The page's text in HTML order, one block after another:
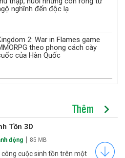
nghĩnh đến độc lạ
2: War in Flames game
theo phong cách cày
của Hàn Quốc
Thêm
Tồn 3D
động 85 MB
công cuộc sinh tồn trên một